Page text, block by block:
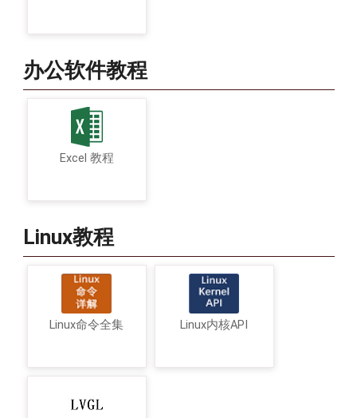
办公软件教程
Excel 教程
Linux教程
Linux命令全集 Linux内核API